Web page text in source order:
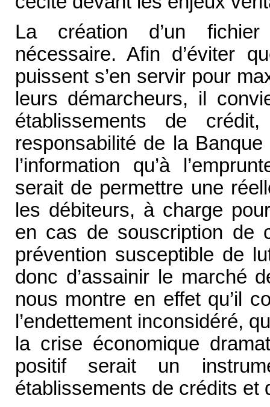
La création d’un fichier
nécessaire. Afin d’éviter
puissent s’en servir pour
leurs démarcheurs, il
établissements de
responsabilité de la
l’information qu’à
serait de permettre une
les débiteurs, à charge
en cas de souscription de
prévention susceptible de
donc d’assainir le marché
nous montre en effet qu’il
l’endettement inconsidéré,
la crise économique
positif serait un
établissements de crédits et